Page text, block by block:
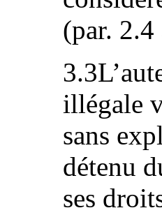
(par.
illégale
sans
détenu
ses